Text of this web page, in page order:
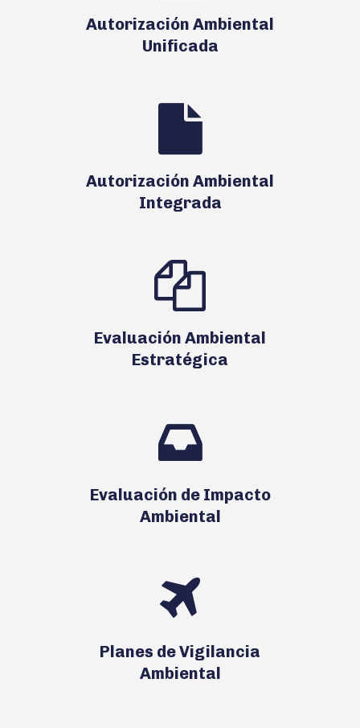
Autorización Ambiental
Unificada
Autorización Ambiental
Integrada
Evaluación Ambiental
Estratégica
Evaluación de Impacto
Ambiental
Planes de Vigilancia
Ambiental